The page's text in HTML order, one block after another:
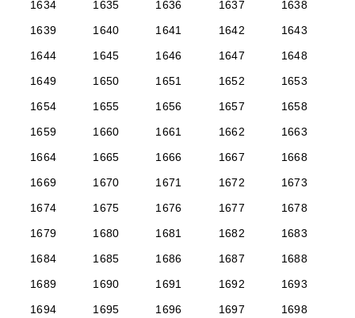
1634
1635 1636 1637
1638
1639
1640 1641 1642
1643
1644
1645 1646 1647
1648
1649
1650 1651 1652
1653
1654
1655 1656 1657
1658
1659
1660 1661 1662
1663
1664
1665 1666 1667
1668
1669
1670 1671 1672
1673
1674
1675 1676 1677
1678
1679
1680 1681 1682
1683
1684
1685 1686 1687
1688
1689
1690 1691 1692
1693
1694
1695 1696 1697
1698